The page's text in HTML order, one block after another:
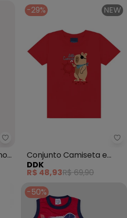
Kyly - Conjunto Infantil Menino
-29% NEW
Conjunto Camiseta e
Bermuda (Vermelho)
DDK
R$ 48,93R$ 69,90
-50%